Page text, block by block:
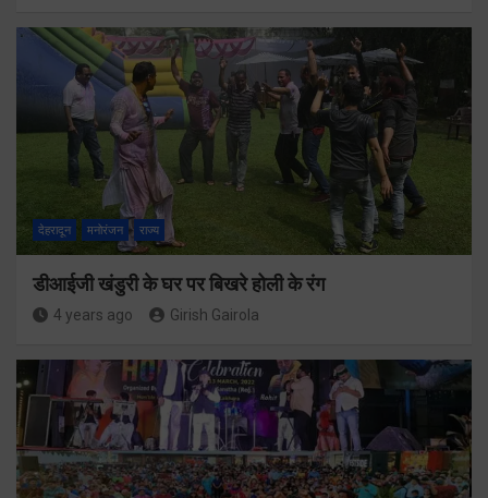
देहरादून मनोरंजन राज्य
डीआईजी खंडुरी के घर पर बिखरे होली के रंग
4 years ago Girish Gairola